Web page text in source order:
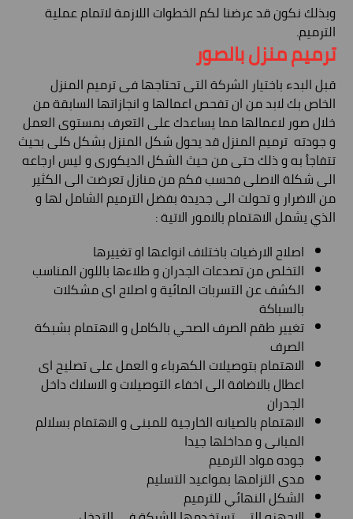
وبذلك نكون قد عرضنا لكم الخطوات اللازمة لاتمام عملية
الترميم.
ترميم منزل بالصور
قبل البدء باختيار الشركة التى تحتاجها فى ترميم المنزل
الخاص بك لابد من ان تفحص اعمالها و انجازاتها السابقة من
خلال صور لاعمالها مما يساعدك على التعرف بمستوى العمل
و جودته ترميم المنزل قد يحول شكل المنزل بشكل كلى بحيث
تتفاجأ به و ذلك حتى من حيث الشكل الديكورى و ليس ارجاعه
الى شكلة الاصلى فحسب فكم من منازل تعرضت الى الكثير
من الاضرار و تحولت الى جديدة بفضل الترميم الشامل لها و
الذي يشمل الاهتمام بالامور الاتية :
اصلاح الارضيات باختلاف انواعها او تغييرها
التخلص من تصدعات الجدران و طلاءها باللون المناسب
الكشف عن التسربات المائية و اصلاح اى مشكلات
بالسباكة
تغيير طقم الصرف الصحي بالكامل و الاهتمام بشبكة
الصرف
الاهتمام بتوصيلات الكهرباء و العمل على تصليح اى
اعطال بالاضافة الى اخفاء التوصيلات و الاسلاك داخل
الجدران
الاهتمام بالصيانه الخارجية للمبنى و الاهتمام بسلالم
المبانى و مداخلها جيدا
جوده مواد الترميم
مدى التزامها بمواعيد التسليم
الشكل النهائي للترميم